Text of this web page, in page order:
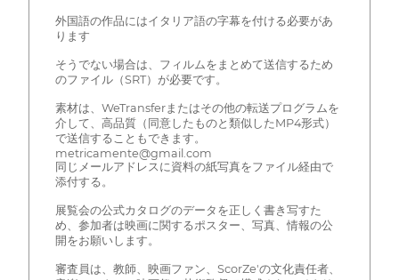
外国語の作品にはイタリア語の字幕を付ける必要があ
ります
そうでない場合は、フィルムをまとめて送信するため
のファイル（SRT）が必要です。
素材は、WeTransferまたはその他の転送プログラムを
介して、高品質（同意したものと類似したMP4形式）
で送信することもできます。
metricamente@gmail.com
同じメールアドレスに資料の紙写真をファイル経由で
添付する。
展覧会の公式カタログのデータを正しく書き写すた
め、参加者は映画に関するポスター、写真、情報の公
開をお願いします。
審査員は、教師、映画ファン、ScorZe'の文化責任者、